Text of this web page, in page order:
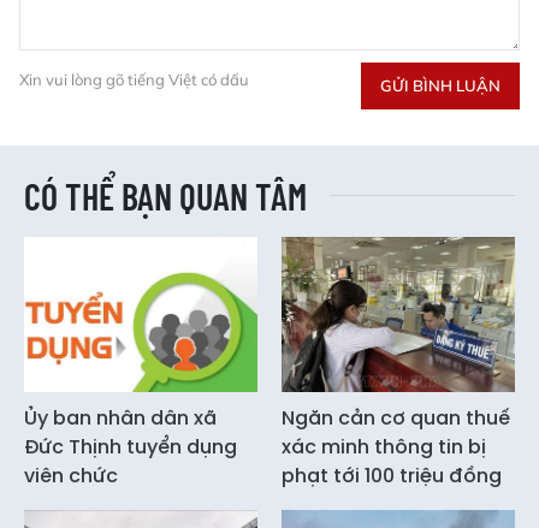
Xin vui lòng gõ tiếng Việt có dấu GỬI BÌNH LUẬN
CÓ THỂ BẠN QUAN TÂM
Ủy ban nhân dân xã
Đức Thịnh tuyển dụng
viên chức
Ngăn cản cơ quan thuế
xác minh thông tin bị
phạt tới 100 triệu đồng